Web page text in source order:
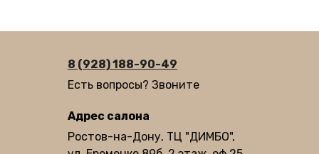
8 (928) 188-90-49
Есть вопросы? Звоните
Адрес салона
Ростов-на-Дону, ТЦ "ДИМБО",